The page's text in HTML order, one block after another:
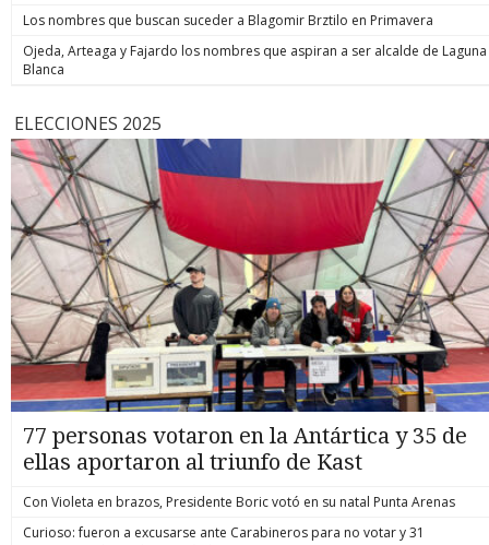
Los nombres que buscan suceder a Blagomir Brztilo en Primavera
Ojeda, Arteaga y Fajardo los nombres que aspiran a ser alcalde de Laguna
Blanca
ELECCIONES 2025
77 personas votaron en la Antártica y 35 de
ellas aportaron al triunfo de Kast
Con Violeta en brazos, Presidente Boric votó en su natal Punta Arenas
Curioso: fueron a excusarse ante Carabineros para no votar y 31